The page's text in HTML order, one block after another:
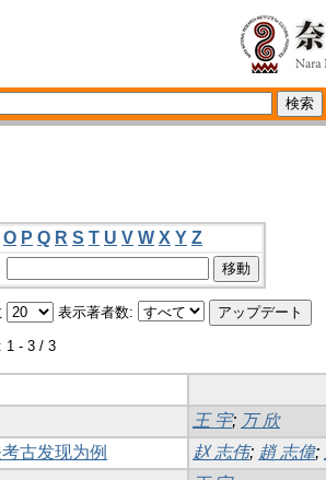
O P Q R S T U V W X Y Z
表示著者数:
1 - 3 / 3
王 宇; 万 欣
古发现为例 赵 志伟; 趙 志偉;